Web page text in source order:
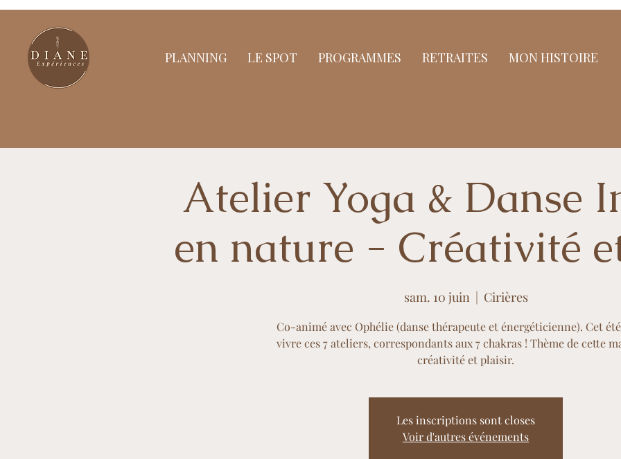
PLANNING LE SPOT PROGRAMMES RETRAITES MON HISTOIRE
Atelier Yoga & Danse
en nature - Créativité
sam. 10 juin
  |
Cirières
Co-animé avec Ophélie (danse thérapeute et énergéticienne). Cet
vivre ces 7 ateliers, correspondants aux 7 chakras ! Thème de cette
créativité et plaisir.
Les inscriptions sont closes
Voir d'autres événements